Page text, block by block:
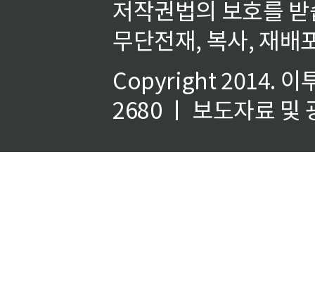
저작권법의 보호를
무단전재, 복사, 재배
Copyright 2014. 이
2680 ㅣ 보도자료